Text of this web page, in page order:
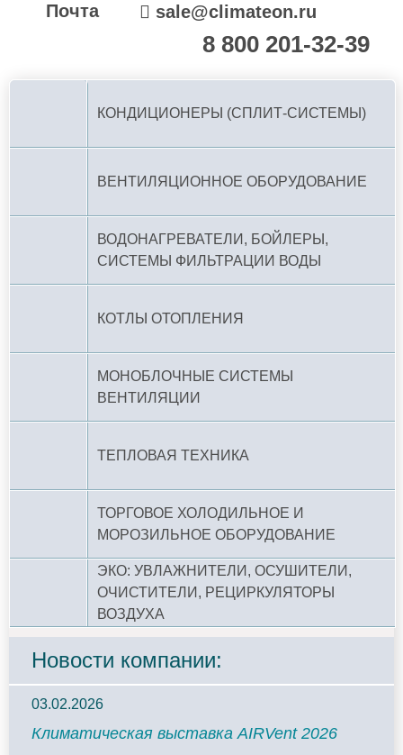
Почта sale@climateon.ru
8 800 201-32-39
КОНДИЦИОНЕРЫ (СПЛИТ-СИСТЕМЫ)
ВЕНТИЛЯЦИОННОЕ ОБОРУДОВАНИЕ
ВОДОНАГРЕВАТЕЛИ, БОЙЛЕРЫ,
СИСТЕМЫ ФИЛЬТРАЦИИ ВОДЫ
КОТЛЫ ОТОПЛЕНИЯ
МОНОБЛОЧНЫЕ СИСТЕМЫ
ВЕНТИЛЯЦИИ
ТЕПЛОВАЯ ТЕХНИКА
ТОРГОВОЕ ХОЛОДИЛЬНОЕ И
МОРОЗИЛЬНОЕ ОБОРУДОВАНИЕ
ЭКО: УВЛАЖНИТЕЛИ, ОСУШИТЕЛИ,
ОЧИСТИТЕЛИ, РЕЦИРКУЛЯТОРЫ
ВОЗДУХА
Новости компании:
03.02.2026
Климатическая выставка AIRVent 2026